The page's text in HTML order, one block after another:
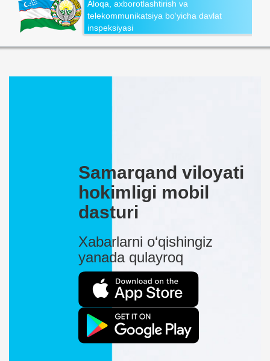
Aloqa, axborotlashtirish va
telekommunikatsiya bo‘yicha davlat
inspeksiyasi
Samarqand viloyati
hokimligi mobil
dasturi
Xabarlarni o‘qishingiz
yanada qulayroq